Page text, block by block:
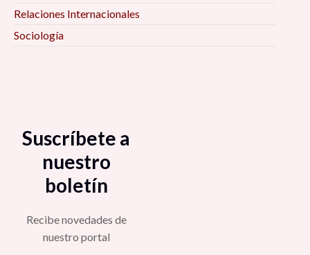
Relaciones Internacionales
Sociología
Suscríbete a
nuestro
boletín
Recibe novedades de
nuestro portal